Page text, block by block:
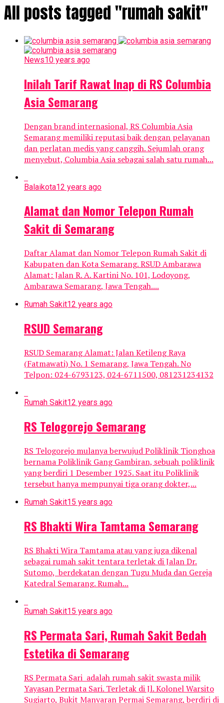
All posts tagged "rumah sakit"
News10 years ago
Inilah Tarif Rawat Inap di RS Columbia
Asia Semarang
Dengan brand internasional, RS Columbia Asia
Semarang memiliki reputasi baik dengan pelayanan
dan perlatan medis yang canggih. Sejumlah orang
menyebut, Columbia Asia sebagai salah satu rumah...
Balaikota12 years ago
Alamat dan Nomor Telepon Rumah
Sakit di Semarang
Daftar Alamat dan Nomor Telepon Rumah Sakit di
Kabupaten dan Kota Semarang. RSUD Ambarawa
Alamat: Jalan R. A. Kartini No. 101, Lodoyong,
Ambarawa Semarang, Jawa Tengah....
Rumah Sakit12 years ago
RSUD Semarang
RSUD Semarang Alamat: Jalan Ketileng Raya
(Fatmawati) No. 1 Semarang, Jawa Tengah. No
Telpon: 024-6793123, 024-6711500, 081231234132
Rumah Sakit12 years ago
RS Telogorejo Semarang
RS Telogorejo mulanya berwujud Poliklinik Tionghoa
bernama Poliklinik Gang Gambiran, sebuah poliklinik
yang berdiri 1 Desember 1925. Saat itu Poliklinik
tersebut hanya mempunyai tiga orang dokter,...
Rumah Sakit15 years ago
RS Bhakti Wira Tamtama Semarang
RS Bhakti Wira Tamtama atau yang juga dikenal
sebagai rumah sakit tentara terletak di Jalan Dr.
Sutomo, berdekatan dengan Tugu Muda dan Gereja
Katedral Semarang. Rumah...
Rumah Sakit15 years ago
RS Permata Sari, Rumah Sakit Bedah
Estetika di Semarang
RS Permata Sari adalah rumah sakit swasta milik
Yayasan Permata Sari. Terletak di Jl. Kolonel Warsito
Sugiarto, Bukit Manyaran Permai Semarang, berdiri di